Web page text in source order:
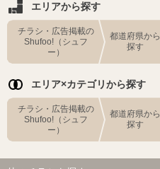
エリアから探す
チラシ・広告掲載の
Shufoo!（シュフ
ー）
都道府県から
探す
エリア×カテゴリから探す
チラシ・広告掲載の
Shufoo!（シュフ
ー）
都道府県から
探す